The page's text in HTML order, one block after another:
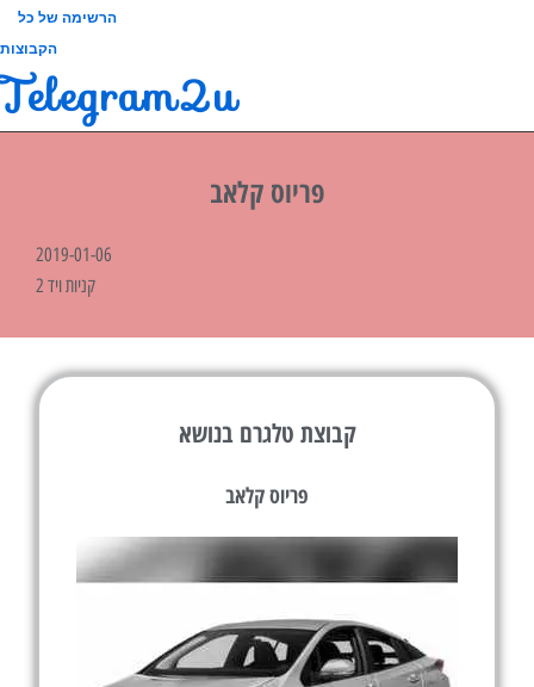
הרשימה של כל
הקבוצות
Telegram2u
פריוס קלאב
2019-01-06
קניות ויד 2
קבוצת טלגרם בנושא
פריוס קלאב